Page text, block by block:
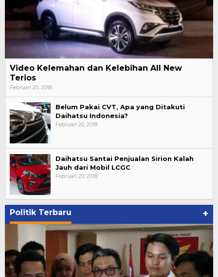
Video Kelemahan dan Kelebihan All New
Terios
Februari 20, 2018
Belum Pakai CVT, Apa yang Ditakuti
Daihatsu Indonesia?
Februari 20, 2018
Daihatsu Santai Penjualan Sirion Kalah
Jauh dari Mobil LCGC
Februari 20, 2018
Politik Terbaru +